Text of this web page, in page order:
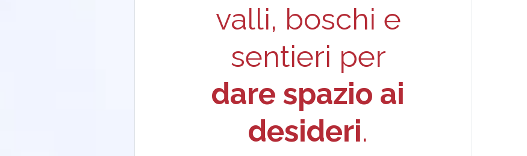
valli, boschi e
sentieri per
dare spazio ai
desideri.